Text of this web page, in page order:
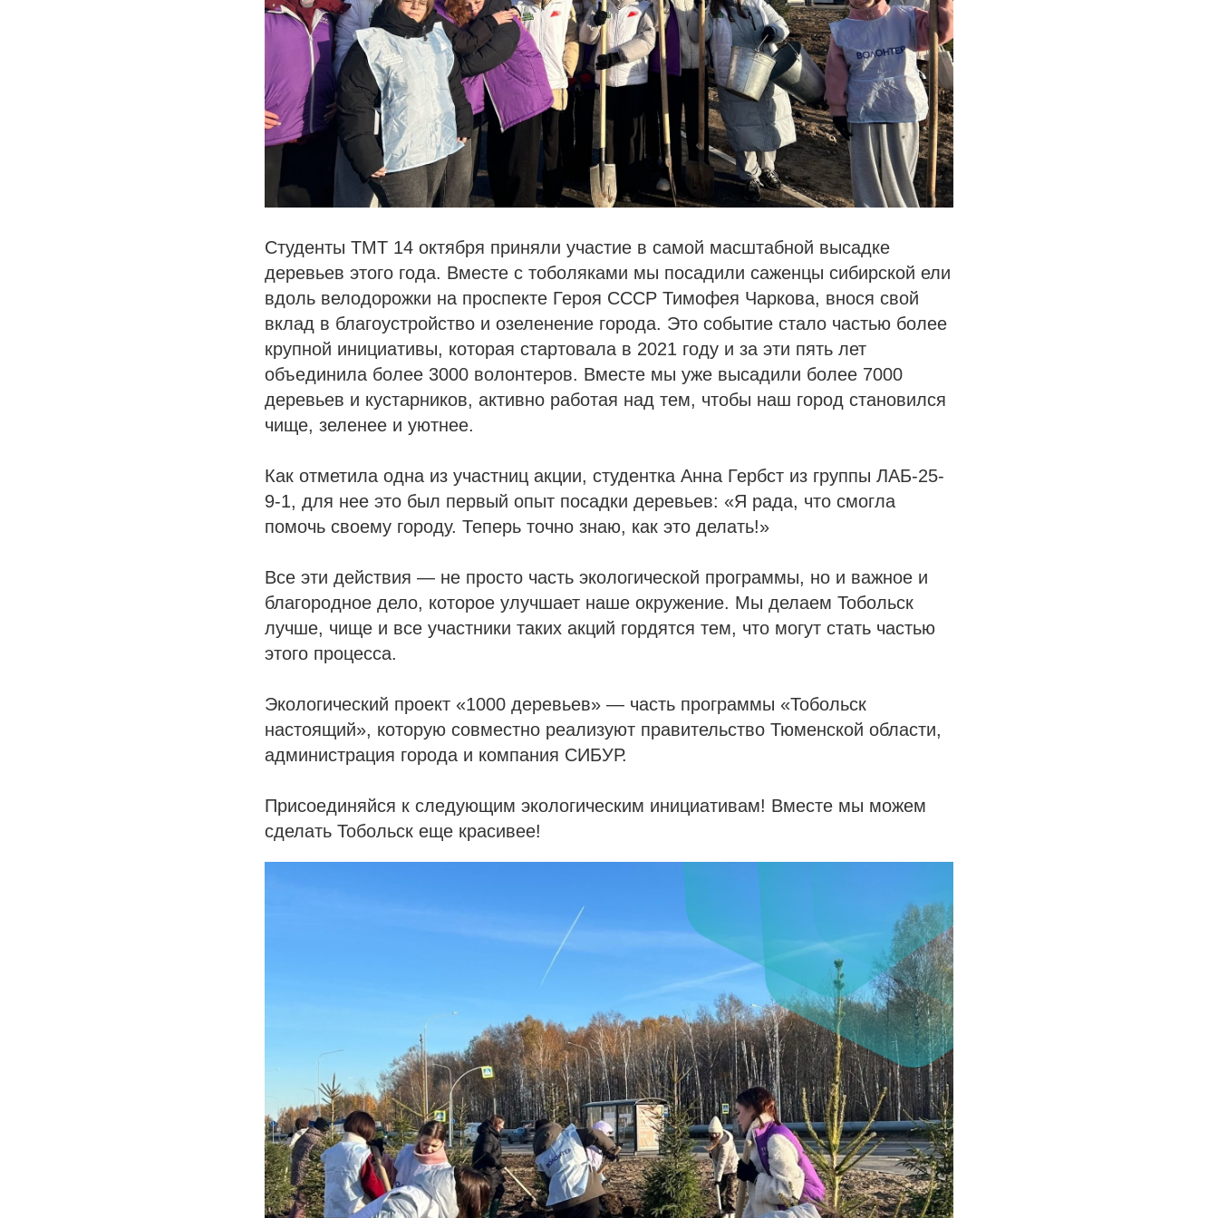
Студенты ТМТ 14 октября приняли участие в самой масштабной высадке
деревьев этого года. Вместе с тоболяками мы посадили саженцы сибирской ели
вдоль велодорожки на проспекте Героя СССР Тимофея Чаркова, внося свой
вклад в благоустройство и озеленение города. Это событие стало частью более
крупной инициативы, которая стартовала в 2021 году и за эти пять лет
объединила более 3000 волонтеров. Вместе мы уже высадили более 7000
деревьев и кустарников, активно работая над тем, чтобы наш город становился
чище, зеленее и уютнее.
Как отметила одна из участниц акции, студентка Анна Гербст из группы ЛАБ-25-
9-1, для нее это был первый опыт посадки деревьев: «Я рада, что смогла
помочь своему городу. Теперь точно знаю, как это делать!»
Все эти действия — не просто часть экологической программы, но и важное и
благородное дело, которое улучшает наше окружение. Мы делаем Тобольск
лучше, чище и все участники таких акций гордятся тем, что могут стать частью
этого процесса.
Экологический проект «1000 деревьев» — часть программы «Тобольск
настоящий», которую совместно реализуют правительство Тюменской области,
администрация города и компания СИБУР.
Присоединяйся к следующим экологическим инициативам! Вместе мы можем
сделать Тобольск еще красивее!